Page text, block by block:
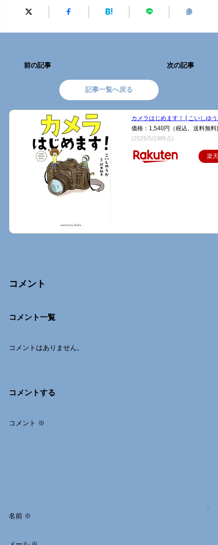
前の記事
記事一覧へ戻る
次の記事
カメラはじめます！ [ こいしゆ
価格：1,540円（税込、送料無料)
(2026/5/19時点)
楽
コメント
コメント一覧
コメントはありません。
コメントする
コメント ※
名前 ※